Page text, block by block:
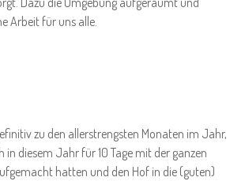
Arbeit für uns alle.
zu den allerstrengsten Monaten im Jahr,
in diesem Jahr für 10 Tage mit der ganzen
hatten und den Hof in die (guten)